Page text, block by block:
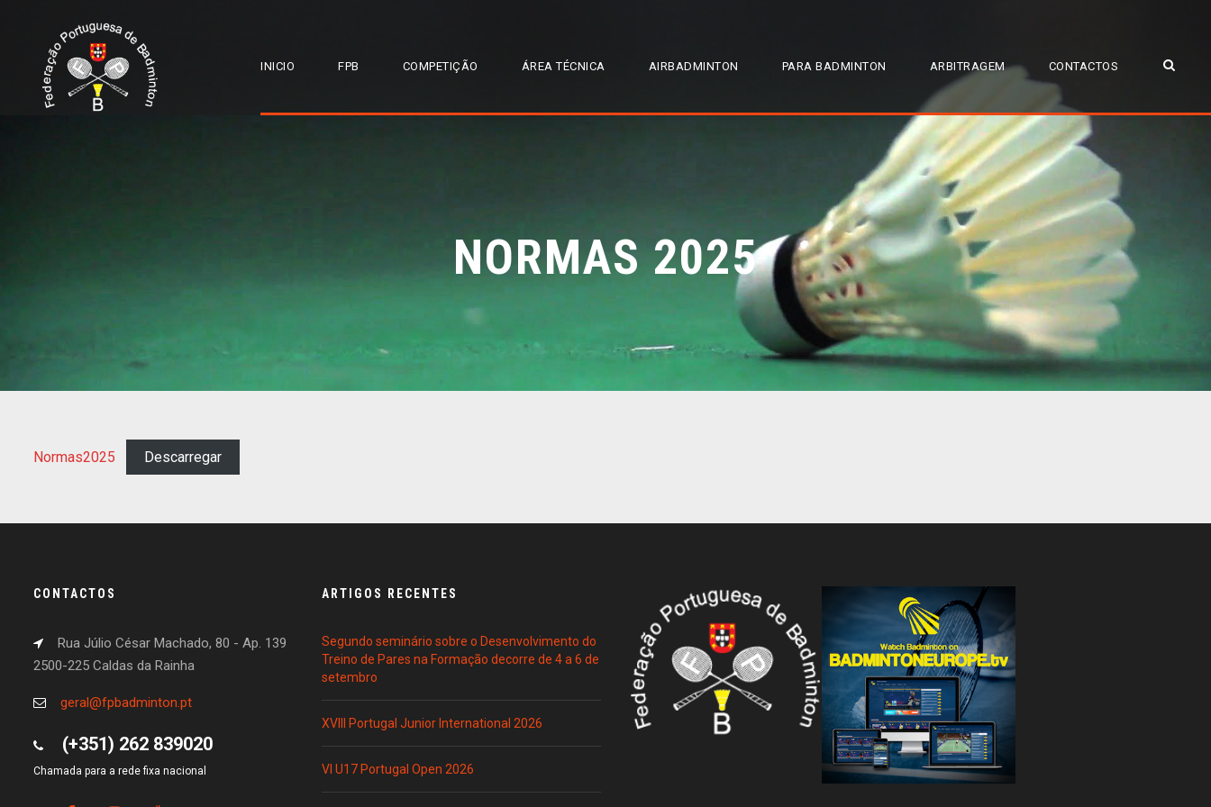
INICIO FPB COMPETIÇÃO ÁREA TÉCNICA AIRBADMINTON PARA BADMINTON ARBITRAGEM CONTACTOS
NORMAS 2025
Normas2025 Descarregar
CONTACTOS
Rua Júlio César Machado, 80 - Ap. 139
2500-225 Caldas da Rainha
geral@fpbadminton.pt
(+351) 262 839020
Chamada para a rede fixa nacional
ARTIGOS RECENTES
Segundo seminário sobre o Desenvolvimento do
Treino de Pares na Formação decorre de 4 a 6 de
setembro
XVIII Portugal Junior International 2026
VI U17 Portugal Open 2026